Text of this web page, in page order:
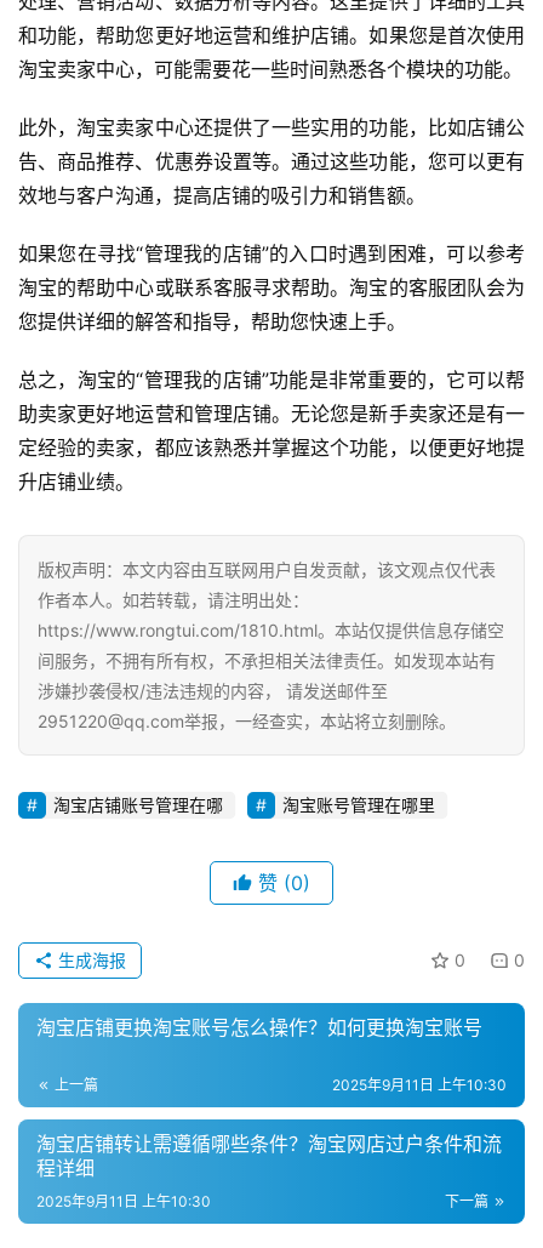
和功能，帮助您更好地运营和维护店铺。如果您是首次使用
淘宝卖家中心，可能需要花一些时间熟悉各个模块的功能。
此外，淘宝卖家中心还提供了一些实用的功能，比如店铺公
告、商品推荐、优惠券设置等。通过这些功能，您可以更有
效地与客户沟通，提高店铺的吸引力和销售额。
如果您在寻找“管理我的店铺”的入口时遇到困难，可以参考
淘宝的帮助中心或联系客服寻求帮助。淘宝的客服团队会为
您提供详细的解答和指导，帮助您快速上手。
总之，淘宝的“管理我的店铺”功能是非常重要的，它可以帮
助卖家更好地运营和管理店铺。无论您是新手卖家还是有一
定经验的卖家，都应该熟悉并掌握这个功能，以便更好地提
升店铺业绩。
版权声明：本文内容由互联网用户自发贡献，该文观点仅代表
作者本人。如若转载，请注明出处：
https://www.rongtui.com/1810.html。本站仅提供信息存储空
间服务，不拥有所有权，不承担相关法律责任。如发现本站有
涉嫌抄袭侵权/违法违规的内容， 请发送邮件至
2951220@qq.com举报，一经查实，本站将立刻删除。
淘宝店铺账号管理在哪 淘宝账号管理在哪里
赞 (0)
0 0
生成海报
淘宝店铺更换淘宝账号怎么操作？如何更换淘宝账号
上一篇 2025年9月11日 上午10:30
淘宝店铺转让需遵循哪些条件？淘宝网店过户条件和流
程详细
下一篇
2025年9月11日 上午10:30